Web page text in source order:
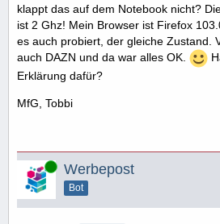
klappt das auf dem Notebook nicht?
ist 2 Ghz! Mein Browser ist Firefox
es auch probiert, der gleiche Zustand.
auch DAZN und da war alles OK.
Erklärung dafür?
MfG, Tobbi
Online Werbepost
Bot